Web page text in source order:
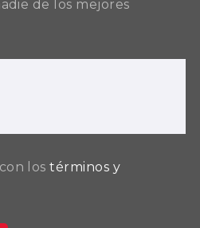
de los mejores
lostérminos y